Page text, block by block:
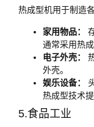
热成型机用于制造
家用物品：
通常采用热
电子外壳：
外壳。
娱乐设备：
热成型技术
5.食品工业